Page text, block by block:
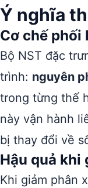
Ý nghĩa
Cơ chế phối
Bộ NST đặc
trình: nguyên
trong từng thế
này vận hành
bị thay đổi về
Hậu quả khi
Khi giảm phân